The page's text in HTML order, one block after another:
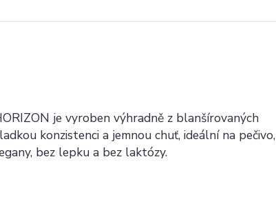
je vyroben výhradně z blanšírovaných
konzistenci a jemnou chuť, ideální na pečivo,
bez lepku a bez laktózy.